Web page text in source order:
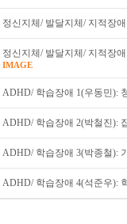
정신지체/ 발달지체/ 지적장
정신지체/ 발달지체/ 지적장
IMAGE
ADHD/ 학습장애 1(우동민):
ADHD/ 학습장애 2(박철진):
ADHD/ 학습장애 3(박종철):
ADHD/ 학습장애 4(석준우):